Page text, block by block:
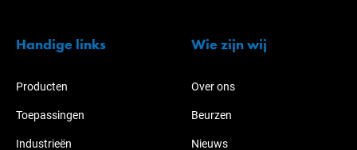
Handige links
Producten
Toepassingen
Industrieën
Wie zijn wij
Over ons
Beurzen
Nieuws